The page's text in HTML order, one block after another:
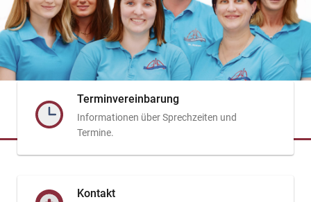
Terminvereinbarung
Informationen über Sprechzeiten und
Termine.
Kontakt